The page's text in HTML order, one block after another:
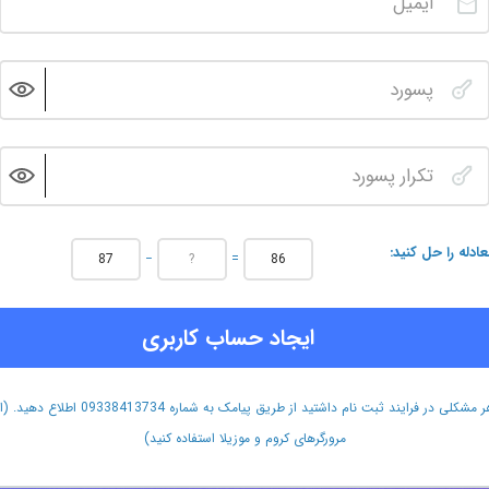
را حل کنید − =
ایجاد حساب کاربری
هر مشکلی در فرایند ثبت نام داشتید از طریق پیامک به شماره 09338413734 اطلاع
مرورگرهای کروم و موزیلا استفاده کنید)